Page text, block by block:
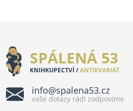
SPÁLENÁ 53
KNIHKUPECTVÍ /ANTIKVARIÁT
info@spalena53.cz
vaše dotazy rádi zodpovíme